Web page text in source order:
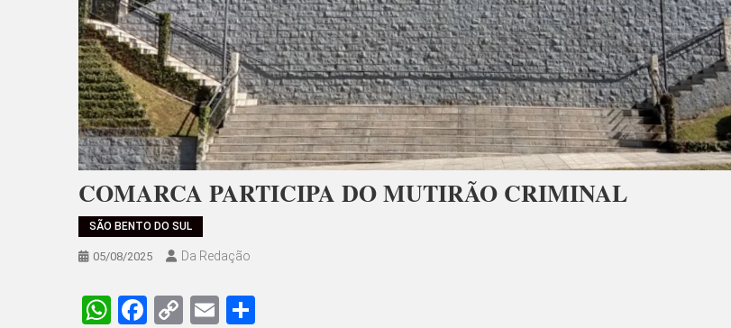
COMARCA PARTICIPA DO MUTIRÃO CRIMINAL
SÃO BENTO DO SUL
05/08/2025 Da Redação
WhatsApp
Facebook
CopyEmail